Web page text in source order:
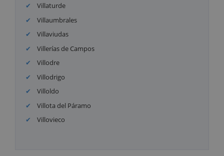
Villaturde
Villaumbrales
Villaviudas
Villerías de Campos
Villodre
Villodrigo
Villoldo
Villota del Páramo
Villovieco